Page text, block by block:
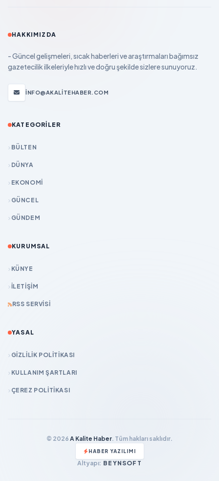
HAKKIMIZDA
- Güncel gelişmeleri, sıcak haberleri ve araştırmaları bağımsız
gazetecilik ilkeleriyle hızlı ve doğru şekilde sizlere sunuyoruz.
INFO@AKALITEHABER.COM
KATEGORILER
BÜLTEN
DÜNYA
EKONOMİ
GÜNCEL
GÜNDEM
KURUMSAL
KÜNYE
İLETIŞIM
RSS SERVISI
YASAL
GIZLILIK POLITIKASI
KULLANIM ŞARTLARI
ÇEREZ POLITIKASI
© 2026 A Kalite Haber. Tüm hakları saklıdır.
HABER YAZILIMI
Altyapı: BEYNSOFT